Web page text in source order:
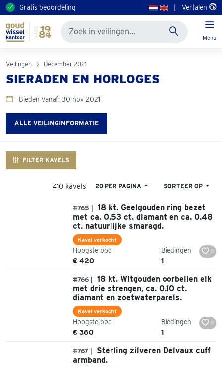
Gratis beoordeling Vertalen
Menu
Veilingen December 2021
SIERADEN EN HORLOGES
Bieden vanaf: 30 nov 2021
ALLE VEILINGINFORMATIE
FILTER KAVELS
410 kavels 20 PER PAGINA SORTEER OP
#765 |
18 kt. Geelgouden ring bezet
met ca. 0.53 ct. diamant en ca. 0.48
ct. natuurlijke smaragd.
Kavel verkocht
Hoogste bod
€ 420
Biedingen
1
0
#766 |
18 kt. Witgouden oorbellen elk
met drie strengen, ca. 0.10 ct.
diamant en zoetwaterparels.
Kavel verkocht
Hoogste bod
€ 360
Biedingen
1
0
#767 |
Sterling zilveren Delvaux cuff
armband.